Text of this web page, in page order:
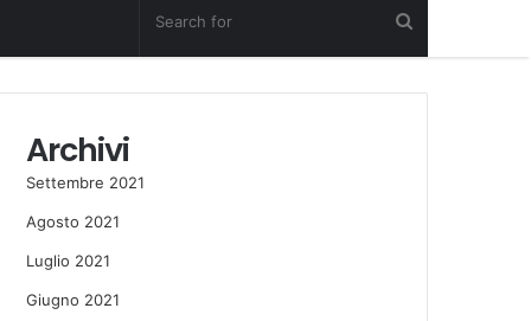
Archivi
Settembre 2021
Agosto 2021
Luglio 2021
Giugno 2021